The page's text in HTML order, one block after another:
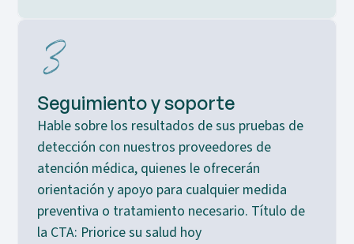
Seguimiento y soporte
Hable sobre los resultados de sus pruebas de
detección con nuestros proveedores de
atención médica, quienes le ofrecerán
orientación y apoyo para cualquier medida
preventiva o tratamiento necesario. Título de
la CTA: Priorice su salud hoy